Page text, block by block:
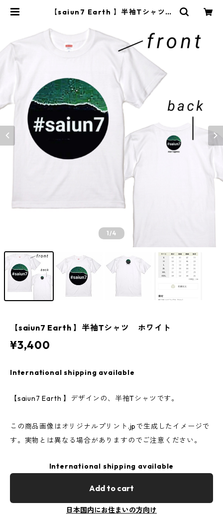
【saiun7 Earth 】半袖Tシャツ
1/4
【saiun7 Earth 】半袖Tシャツ ホワイト
¥3,400
International shipping available
【saiun7 Earth 】デザインの、半袖Tシャツです。
この商品画像はオリジナルプリント.jpで生成したイメージで
す。実物とは異なる場合がありますのでご注意ください。
International shipping available
Add to cart
日本国内にお住まいの方向け